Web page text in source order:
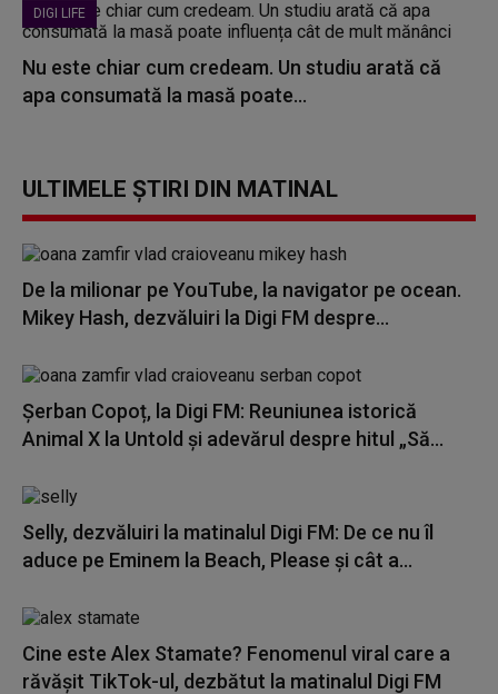
DIGI LIFE
Nu este chiar cum credeam. Un studiu arată că
apa consumată la masă poate...
ULTIMELE ȘTIRI DIN MATINAL
De la milionar pe YouTube, la navigator pe ocean.
Mikey Hash, dezvăluiri la Digi FM despre...
Șerban Copoț, la Digi FM: Reuniunea istorică
Animal X la Untold și adevărul despre hitul „Să...
Selly, dezvăluiri la matinalul Digi FM: De ce nu îl
aduce pe Eminem la Beach, Please și cât a...
Cine este Alex Stamate? Fenomenul viral care a
răvășit TikTok-ul, dezbătut la matinalul Digi FM